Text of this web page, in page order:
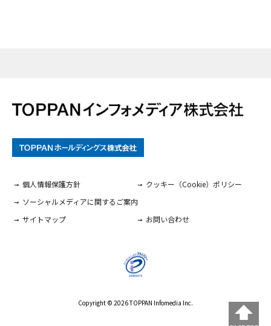
個人情報保護方針
クッキー（Cookie）ポリシー
ソーシャルメディアに関するご案内
サイトマップ
お問い合わせ
Copyright © 2026TOPPAN Infomedia Inc.